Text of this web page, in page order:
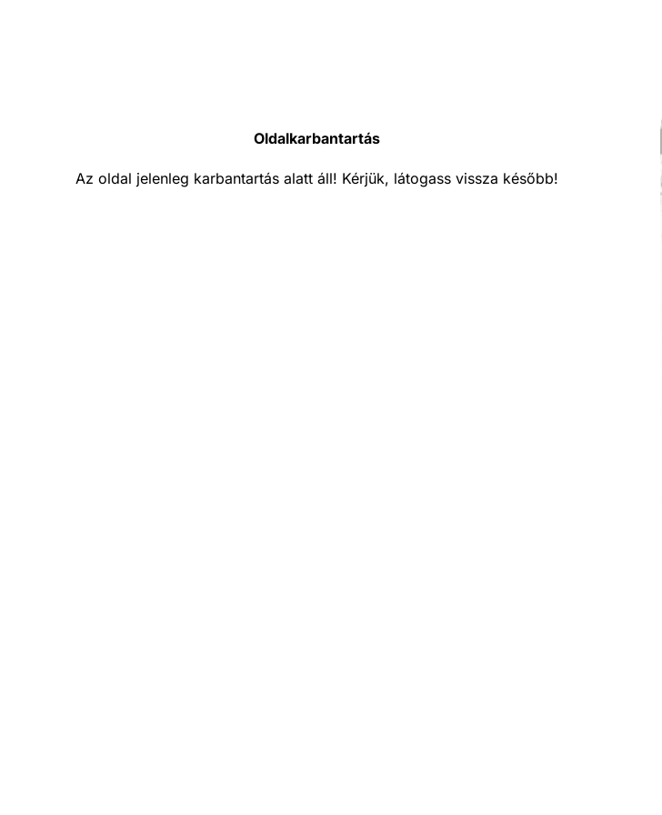
Oldalkarbantartás
Az oldal jelenleg karbantartás alatt áll! Kérjük, látogass vissza később!